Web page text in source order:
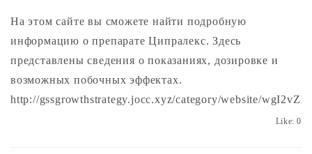
На этом сайте вы сможете найти подробную
информацию о препарате Ципралекс. Здесь
представлены сведения о показаниях, дозировке и
возможных побочных эффектах.
http://gssgrowthstrategy.jocc.xyz/category/website/
Like:0